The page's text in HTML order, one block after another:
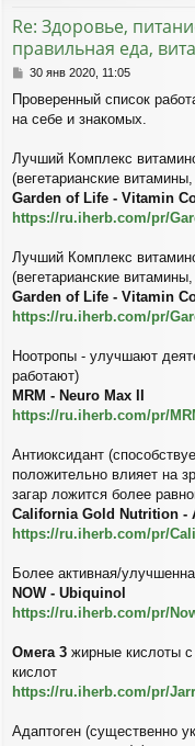
Re: Здоровье,
правильная еда,
С
о
б
е
н
и
е
30 янв 2020, 11:05
Проверенный список
на себе и знакомых.
Лучший Комплекс
(вегетарианские
Garden of Life - Vitamin
https://ru.iherb.com/pr/
Лучший Комплекс
(вегетарианские
Garden of Life - Vitamin
https://ru.iherb.com/pr/
Ноотропы - улучшают
работают)
MRM - Neuro Max II
https://ru.iherb.com/pr/
Антиоксидант
положительно влияет на
загар ложится более
California Gold Nutrition -
https://ru.iherb.com/pr/
Более активная/
NOW - Ubiquinol
https://ru.iherb.com/pr/
Омега 3 жирные кислоты
кислот
https://ru.iherb.com/pr/
Адаптоген (существенно